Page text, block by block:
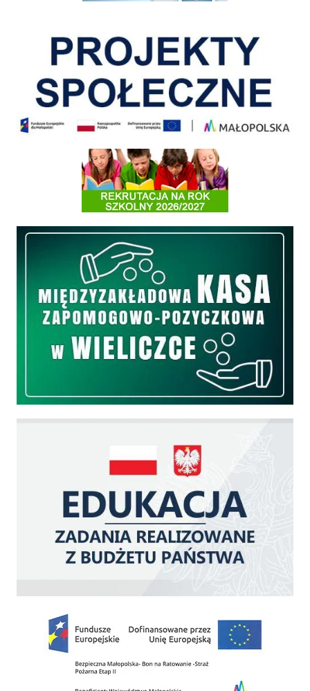
Informacja o terminach rekrutacji na rok szkolny 2026/2027
Międzyzakładowa Kasa Zapomogowo - Pożyczkowa
Zakup fabrycznie nowego, średniego samochodu ratowniczo-gaśniczego z